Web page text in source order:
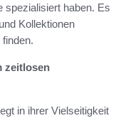
spezialisiert haben. Es
Kollektionen
zeitlosen
in ihrer Vielseitigkeit